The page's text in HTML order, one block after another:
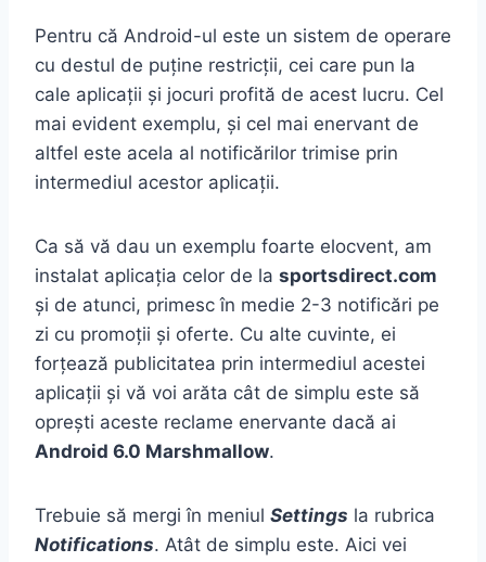
Pentru că Android-ul este un sistem de operare
cu destul de puține restricții, cei care pun la
cale aplicații și jocuri profită de acest lucru. Cel
mai evident exemplu, și cel mai enervant de
altfel este acela al notificărilor trimise prin
intermediul acestor aplicații.
Ca să vă dau un exemplu foarte elocvent, am
instalat aplicația celor de la sportsdirect.com
și de atunci, primesc în medie 2-3 notificări pe
zi cu promoții și oferte. Cu alte cuvinte, ei
forțează publicitatea prin intermediul acestei
aplicații și vă voi arăta cât de simplu este să
oprești aceste reclame enervante dacă ai
Android 6.0 Marshmallow.
Trebuie să mergi în meniul Settings la rubrica
Notifications. Atât de simplu este. Aici vei